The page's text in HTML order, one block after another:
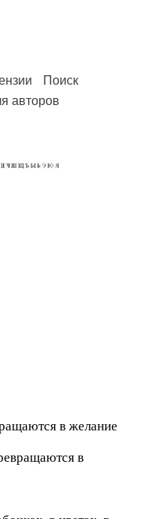
Поиск
авторов
в желание
в